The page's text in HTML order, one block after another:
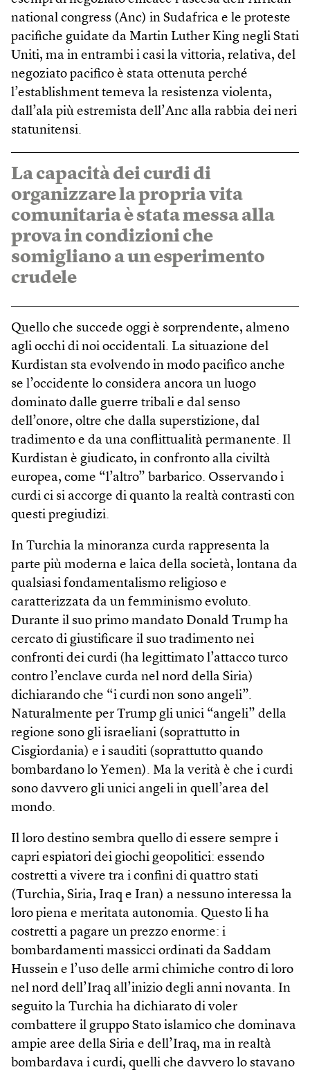
national congress (Anc) in Sudafrica e le proteste
pacifiche guidate da Martin Luther King negli Stati
Uniti, ma in entrambi i casi la vittoria, relativa, del
negoziato pacifico è stata ottenuta perché
l’establishment temeva la resistenza violenta,
dall’ala più estremista dell’Anc alla rabbia dei neri
statunitensi.
La capacità dei curdi di
organizzare la propria vita
comunitaria è stata messa alla
prova in condizioni che
somigliano a un esperimento
crudele
Quello che succede oggi è sorprendente, almeno
agli occhi di noi occidentali. La situazione del
Kurdistan sta evolvendo in modo pacifico anche
se l’occidente lo considera ancora un luogo
dominato dalle guerre tribali e dal senso
dell’onore, oltre che dalla superstizione, dal
tradimento e da una conflittualità permanente. Il
Kurdistan è giudicato, in confronto alla civiltà
europea, come “l’altro” barbarico. Osservando i
curdi ci si accorge di quanto la realtà contrasti con
questi pregiudizi.
In Turchia la minoranza curda rappresenta la
parte più moderna e laica della società, lontana da
qualsiasi fondamentalismo religioso e
caratterizzata da un femminismo evoluto.
Durante il suo primo mandato Donald Trump ha
cercato di giustificare il suo tradimento nei
confronti dei curdi (ha legittimato l’attacco turco
contro l’enclave curda nel nord della Siria)
dichiarando che “i curdi non sono angeli”.
Naturalmente per Trump gli unici “angeli” della
regione sono gli israeliani (soprattutto in
Cisgiordania) e i sauditi (soprattutto quando
bombardano lo Yemen). Ma la verità è che i curdi
sono davvero gli unici angeli in quell’area del
mondo.
Il loro destino sembra quello di essere sempre i
capri espiatori dei giochi geopolitici: essendo
costretti a vivere tra i confini di quattro stati
(Turchia, Siria, Iraq e Iran) a nessuno interessa la
loro piena e meritata autonomia. Questo li ha
costretti a pagare un prezzo enorme: i
bombardamenti massicci ordinati da Saddam
Hussein e l’uso delle armi chimiche contro di loro
nel nord dell’Iraq all’inizio degli anni novanta. In
seguito la Turchia ha dichiarato di voler
combattere il gruppo Stato islamico che dominava
ampie aree della Siria e dell’Iraq, ma in realtà
bombardava i curdi, quelli che davvero lo stavano